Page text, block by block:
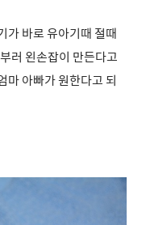
가 바로 유아기때 절때
러 왼손잡이 만든다고
마 아빠가 원한다고 되